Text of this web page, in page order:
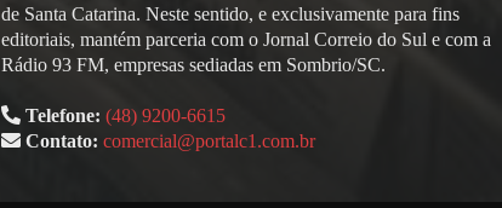
de Santa Catarina. Neste sentido, e exclusivamente para fins
editoriais, mantém parceria com o Jornal Correio do Sul e com a
Rádio 93 FM, empresas sediadas em Sombrio/SC.
Telefone: (48) 9200-6615
Contato: comercial@portalc1.com.br